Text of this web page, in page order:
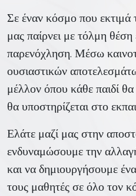
Σε έναν κόσμο που εκτιμά
μας παίρνει με τόλμη
παρενόχληση. Μέσω
ουσιαστικών
μέλλον όπου κάθε παιδί
θα υποστηρίζεται στο
Ελάτε μαζί μας στην
ενδυναμώσουμε την
και να δημιουργήσουμε
τους μαθητές σε όλο τον